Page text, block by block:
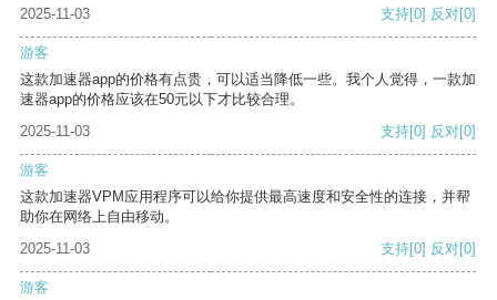
2025-11-03 支持[0] 反对[0]
游客
这款加速器app的价格有点贵，可以适当降低一些。我个人觉得，一款加
速器app的价格应该在50元以下才比较合理。
2025-11-03
支持[0] 反对[0]
游客
这款加速器VPM应用程序可以给你提供最高速度和安全性的连接，并帮
助你在网络上自由移动。
2025-11-03
支持[0] 反对[0]
游客